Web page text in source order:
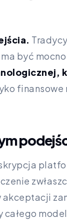
być
całego